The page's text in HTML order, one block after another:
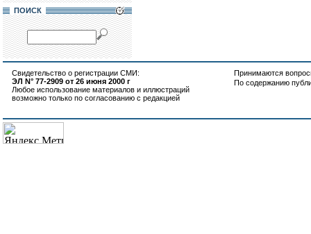
ПОИСК
Свидетельство о регистрации СМИ:
ЭЛ N° 77-2909 от 26 июня 2000 г
Любое использование материалов и иллюстраций
возможно только по согласованию с редакцией
Принимаются
По содержанию